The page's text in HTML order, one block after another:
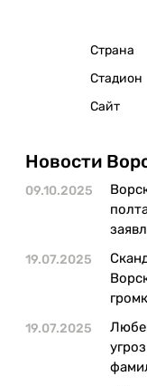
Букмекеры
Казино
Страна
Стадион
Сайт
Новости
09.10.2025
19.07.2025
19.07.2025